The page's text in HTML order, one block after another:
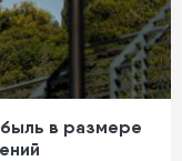
в размере